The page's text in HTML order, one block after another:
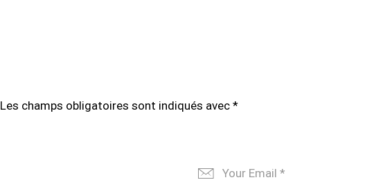
Les champs obligatoires sont indiqués avec *